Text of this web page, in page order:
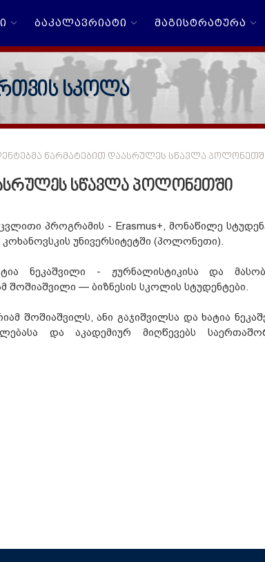
ᲑᲐᲙᲐᲚᲐᲕᲠᲘᲐᲢᲘ ᲛᲐᲒᲘᲡᲢᲠᲐᲢᲣᲠᲐ
სკოლა
ᲬᲐᲠᲛᲐᲢᲔᲑᲘᲗ ᲓᲐᲐᲡᲠᲣᲚᲔᲡ ᲡᲬᲐᲕᲚᲐ
სწავლა პოლონეთში
პროგრამის - Erasmus+, მონაწილე
უნივერსიტეტში (პოლონეთი).
ნეკაშვილი - ჟურნალისტიკისა და
შოშიაშვილი — ბიზნესის სკოლის სტუდენტები.
შოშიაშვილს, ანი გაჯიშვილსა და ხატია
და აკადემიურ მიღწევებს